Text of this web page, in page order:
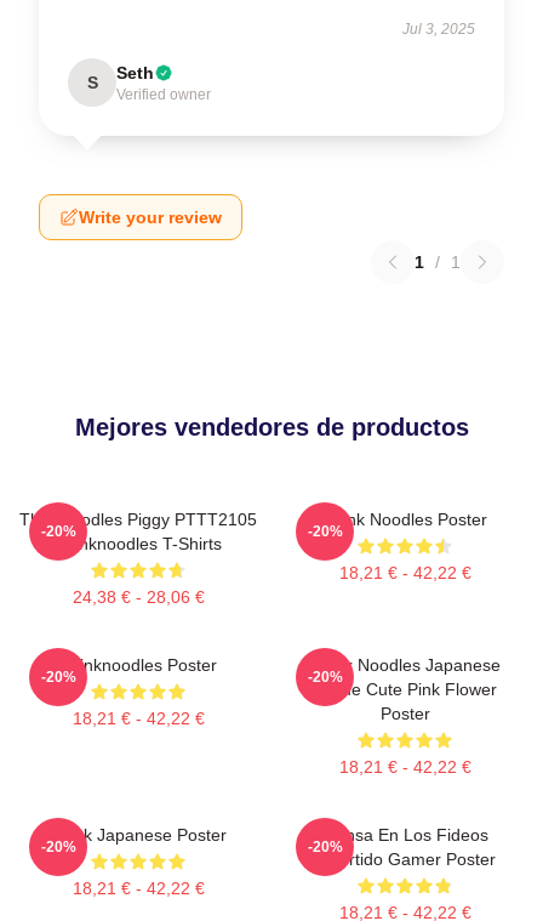
Jul 3, 2025
S Seth
Verified owner
Write your review
1 / 1
Mejores vendedores de productos
Thinknoodles Piggy PTTT2105
Thinknoodles T-Shirts
24,38 € - 28,06 €
-20%
Think Noodles Poster
18,21 € - 42,22 €
-20%
Thinknoodles Poster
18,21 € - 42,22 €
-20%
Think Noodles Japanese
Anime Cute Pink Flower
Poster
18,21 € - 42,22 €
-20%
Think Japanese Poster
18,21 € - 42,22 €
-20%
Piensa En Los Fideos
Divertido Gamer Poster
18,21 € - 42,22 €
-20%